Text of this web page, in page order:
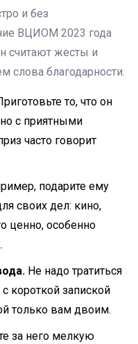
и без
ВЦИОМ 2023 года
считают жесты и
слова благодарности.
то, что он
с приятными
часто говорит
подарите ему
своих дел: кино,
ценно, особенно
Не надо тратиться
короткой запиской
только вам двоим.
за него мелкую